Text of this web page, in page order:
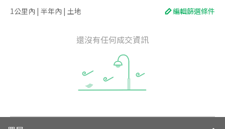
1公里內 | 半年內 | 土地 編輯篩選條件
還沒有任何成交資訊